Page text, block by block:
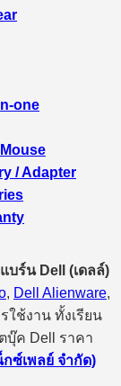
one
/ Adapter
ร์น Dell (เดลล์)
, Dell Alienware,
ช้งาน ทั้งเรียน
บุ๊ค Dell ราคา
ซ์เพลย์ จำกัด)